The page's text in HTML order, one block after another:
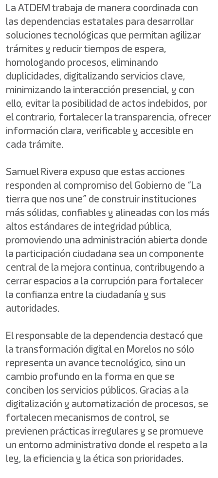
La ATDEM trabaja de manera coordinada con
las dependencias estatales para desarrollar
soluciones tecnológicas que permitan agilizar
trámites y reducir tiempos de espera,
homologando procesos, eliminando
duplicidades, digitalizando servicios clave,
minimizando la interacción presencial, y con
ello, evitar la posibilidad de actos indebidos, por
el contrario, fortalecer la transparencia, ofrecer
información clara, verificable y accesible en
cada trámite.
Samuel Rivera expuso que estas acciones
responden al compromiso del Gobierno de “La
tierra que nos une” de construir instituciones
más sólidas, confiables y alineadas con los más
altos estándares de integridad pública,
promoviendo una administración abierta donde
la participación ciudadana sea un componente
central de la mejora continua, contribuyendo a
cerrar espacios a la corrupción para fortalecer
la confianza entre la ciudadanía y sus
autoridades.
El responsable de la dependencia destacó que
la transformación digital en Morelos no sólo
representa un avance tecnológico, sino un
cambio profundo en la forma en que se
conciben los servicios públicos. Gracias a la
digitalización y automatización de procesos, se
fortalecen mecanismos de control, se
previenen prácticas irregulares y se promueve
un entorno administrativo donde el respeto a la
ley, la eficiencia y la ética son prioridades.